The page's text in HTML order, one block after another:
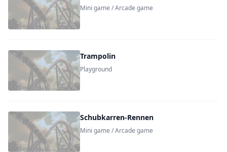
Mini game / Arcade game
Trampolin
Playground
Schubkarren-Rennen
Mini game / Arcade game